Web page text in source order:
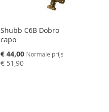
Shubb C6B Dobro
capo
Speciale
prijs
€ 44,00 Normale prijs
€ 51,90